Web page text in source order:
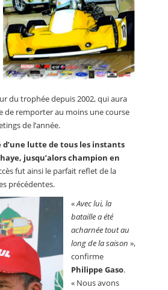
du trophée depuis 2002, qui aura
de remporter au moins une course
de l’année.
d’une lutte de tous les instants
jusqu’alors champion en
fut ainsi le parfait reflet de la
précédentes.
«Avec lui, la
bataille a été
acharnée tout au
long de la saison »,
confirme
Philippe Gaso.
« Nous avons